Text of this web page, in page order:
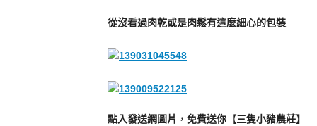
從沒看過肉乾或是肉鬆有這麼細心的包裝
點入發送網圖片，免費送你【三隻小豬農莊】